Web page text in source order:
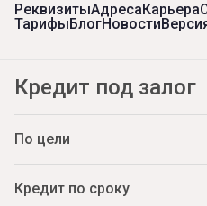
РеквизитыАдресаКарьера
ТарифыБлогНовости
Кредит под залог
По цели
Кредит по сроку